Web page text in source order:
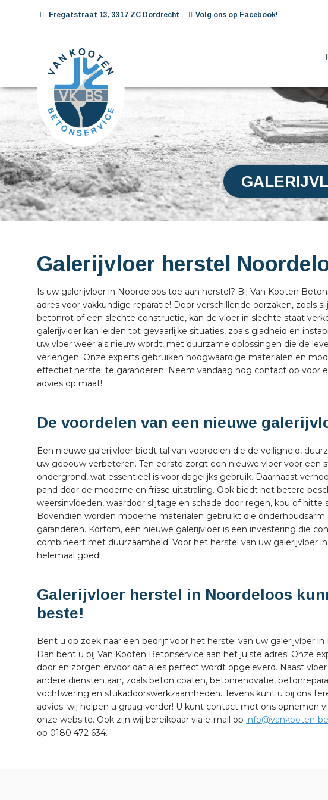
Fregatstraat 13, 3317 ZC Dordrecht Volg ons op Facebook!
Galerijvloer herstel
Is uw galerijvloer in Noordeloos toe aan herstel? Bij Van Kooten
adres voor vakkundige reparatie! Door verschillende oorzaken, zoals
betonrot of een slechte constructie, kan de vloer in slechte staat
galerijvloer kan leiden tot gevaarlijke situaties, zoals gladheid en
uw vloer weer als nieuw wordt, met duurzame oplossingen die de
verlengen. Onze experts gebruiken hoogwaardige materialen en
effectief herstel te garanderen. Neem vandaag nog contact op voor
advies op maat!
De voordelen van een nieuwe
Een nieuwe galerijvloer biedt tal van voordelen die de veiligheid,
uw gebouw verbeteren. Ten eerste zorgt een nieuwe vloer voor een
ondergrond, wat essentieel is voor dagelijks gebruik. Daarnaast
pand door de moderne en frisse uitstraling. Ook biedt het betere
weersinvloeden, waardoor slijtage en schade door regen, kou of hitte
Bovendien worden moderne materialen gebruikt die onderhoudsarm
garanderen. Kortom, een nieuwe galerijvloer is een investering die
combineert met duurzaamheid. Voor het herstel van uw galerijvloer
helemaal goed!
Galerijvloer herstel in Noordeloos
beste!
Bent u op zoek naar een bedrijf voor het herstel van uw galerijvloer
Dan bent u bij Van Kooten Betonservice aan het juiste adres! Onze
door en zorgen ervoor dat alles perfect wordt opgeleverd. Naast
andere diensten aan, zoals beton coaten, betonrenovatie,
vochtwering en stukadoorswerkzaamheden. Tevens kunt u bij ons
advies; wij helpen u graag verder! U kunt contact met ons opnemen
onze website. Ook zijn wij bereikbaar via e-mail op info@vankooten-
op 0180 472 634.